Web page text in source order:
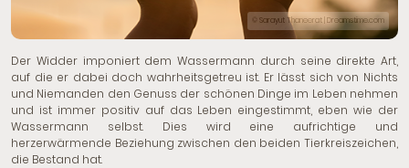
© Sarayut Thaneerat | Dreamstime.com
Der Widder imponiert dem Wassermann durch seine direkte Art,
auf die er dabei doch wahrheitsgetreu ist. Er lässt sich von Nichts
und Niemanden den Genuss der schönen Dinge im Leben nehmen
und ist immer positiv auf das Leben eingestimmt, eben wie der
Wassermann selbst. Dies wird eine aufrichtige und
herzerwärmende Beziehung zwischen den beiden Tierkreiszeichen,
die Bestand hat.